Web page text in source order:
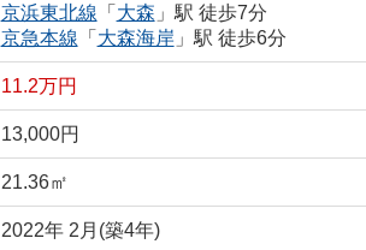
京浜東北線 「 大森 」駅 徒歩7分
京急本線 「 大森海岸 」駅 徒歩6分
11.2万円
13,000円
21.36㎡
2022年 2月(築4年)